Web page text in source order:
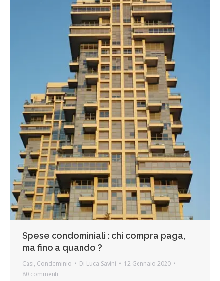
Spese condominiali : chi compra paga,
ma fino a quando ?
Casi, Condominio Di Luca Savini
12 Gennaio 2020
80 commenti